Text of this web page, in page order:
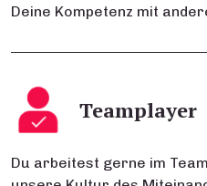
Deine Kompetenz mit
Teamplayer
Du arbeitest gerne im